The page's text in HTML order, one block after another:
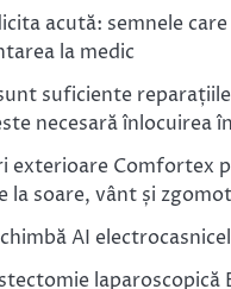
acută: semnele
la medic
suficiente
necesară înlocuirea
exterioare Comfortex
la soare, vânt și zgomot
AI
laparoscopică